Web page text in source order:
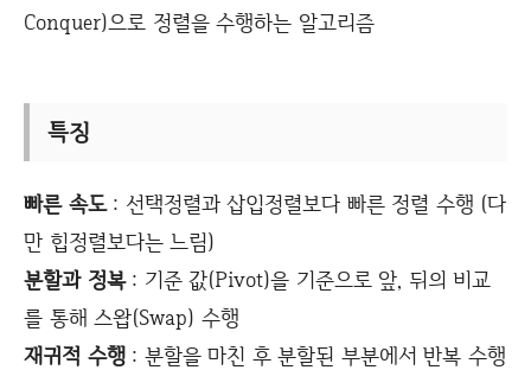
Conquer)으로 정렬을 수행하는 알고리즘
특징
빠른 속도: 선택정렬과 삽입정렬보다 빠른 정렬 수행 (다
만 힙정렬보다는 느림)
분할과 정복: 기준 값(Pivot)을 기준으로 앞, 뒤의 비교
를 통해 스왑(Swap) 수행
재귀적 수행: 분할을 마친 후 분할된 부분에서 반복 수행